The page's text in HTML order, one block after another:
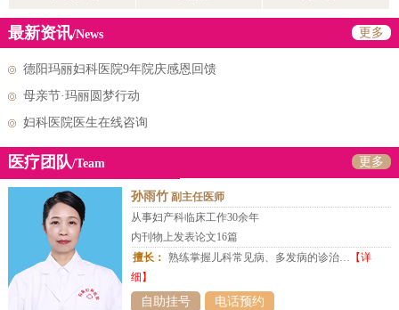
最新资讯/News 更多
德阳玛丽妇科医院9年院庆感恩回馈
母亲节·玛丽圆梦行动
妇科医院医生在线咨询
医疗团队/Team 更多
孙雨竹副主任医师
从事妇产科临床工作30余年
内刊物上发表论文16篇
擅长： 熟练掌握儿科常见病、多发病的诊治… 【详
细】
自助挂号 电话预约